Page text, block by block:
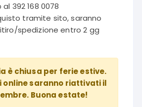
392 168 0078
tramite sito, saranno
spedizione entro 2 gg
è chiusa per ferie estive.
online saranno riattivati il
Buona estate!